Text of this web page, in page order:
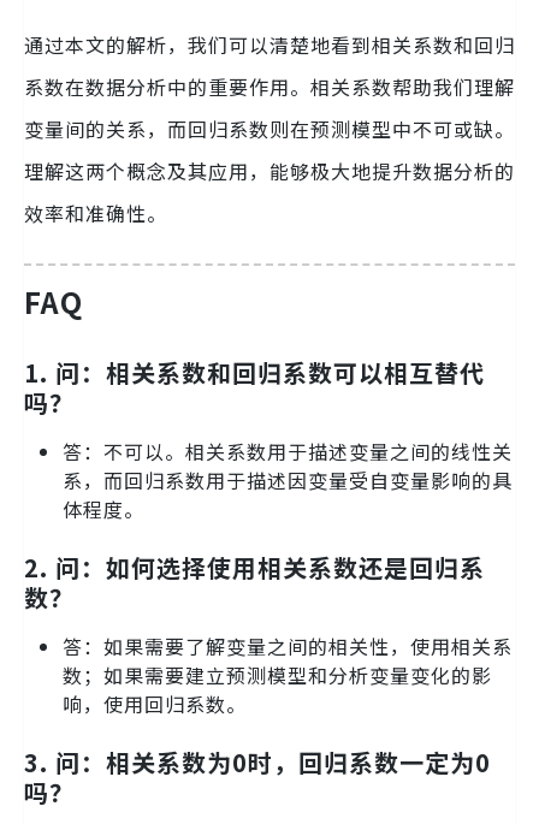
通过本文的解析，我们可以清楚地看到相关系数和回归
系数在数据分析中的重要作用。相关系数帮助我们理解
变量间的关系，而回归系数则在预测模型中不可或缺。
理解这两个概念及其应用，能够极大地提升数据分析的
效率和准确性。
FAQ
1. 问：相关系数和回归系数可以相互替代
吗？
答：不可以。相关系数用于描述变量之间的线性关
系，而回归系数用于描述因变量受自变量影响的具
体程度。
2. 问：如何选择使用相关系数还是回归系
数？
答：如果需要了解变量之间的相关性，使用相关系
数；如果需要建立预测模型和分析变量变化的影
响，使用回归系数。
3. 问：相关系数为0时，回归系数一定为0
吗？